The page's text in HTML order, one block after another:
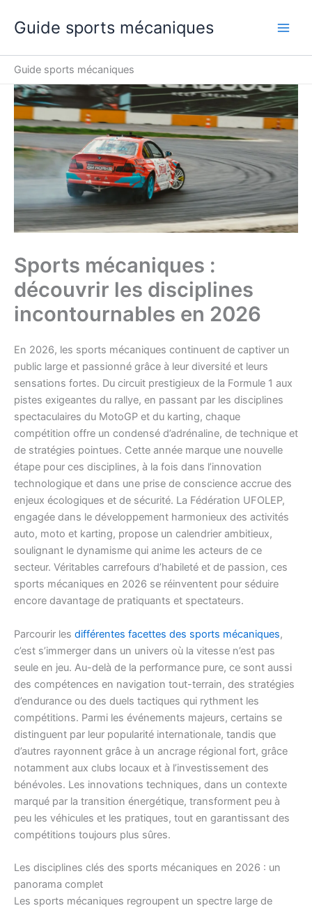
Guide sports mécaniques
Guide sports mécaniques
Sports mécaniques :
découvrir les disciplines
incontournables en 2026
En 2026, les sports mécaniques continuent de captiver un
public large et passionné grâce à leur diversité et leurs
sensations fortes. Du circuit prestigieux de la Formule 1 aux
pistes exigeantes du rallye, en passant par les disciplines
spectaculaires du MotoGP et du karting, chaque
compétition offre un condensé d’adrénaline, de technique et
de stratégies pointues. Cette année marque une nouvelle
étape pour ces disciplines, à la fois dans l’innovation
technologique et dans une prise de conscience accrue des
enjeux écologiques et de sécurité. La Fédération UFOLEP,
engagée dans le développement harmonieux des activités
auto, moto et karting, propose un calendrier ambitieux,
soulignant le dynamisme qui anime les acteurs de ce
secteur. Véritables carrefours d’habileté et de passion, ces
sports mécaniques en 2026 se réinventent pour séduire
encore davantage de pratiquants et spectateurs.
Parcourir les différentes facettes des sports mécaniques,
c’est s’immerger dans un univers où la vitesse n’est pas
seule en jeu. Au-delà de la performance pure, ce sont aussi
des compétences en navigation tout-terrain, des stratégies
d’endurance ou des duels tactiques qui rythment les
compétitions. Parmi les événements majeurs, certains se
distinguent par leur popularité internationale, tandis que
d’autres rayonnent grâce à un ancrage régional fort, grâce
notamment aux clubs locaux et à l’investissement des
bénévoles. Les innovations techniques, dans un contexte
marqué par la transition énergétique, transforment peu à
peu les véhicules et les pratiques, tout en garantissant des
compétitions toujours plus sûres.
Les disciplines clés des sports mécaniques en 2026 : un
panorama complet
Les sports mécaniques regroupent un spectre large de